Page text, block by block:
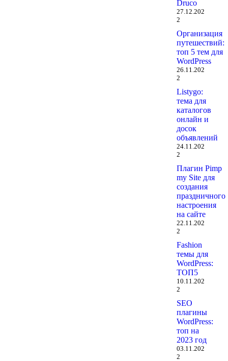
Druco
27.12.202
2
Организация
путешествий:
топ 5 тем для
WordPress
26.11.202
2
Listygo:
тема для
каталогов
онлайн и
досок
объявлений
24.11.202
2
Плагин Pimp
my Site для
создания
праздничного
настроения
на сайте
22.11.202
2
Fashion
темы для
WordPress:
ТОП5
10.11.202
2
SEO
плагины
WordPress:
топ на
2023 год
03.11.202
2